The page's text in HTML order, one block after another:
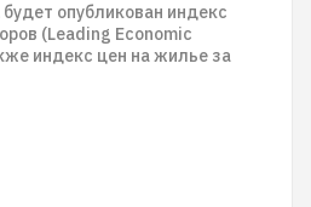
опубликован индекс
(Leading Economic
индекс цен на жилье за